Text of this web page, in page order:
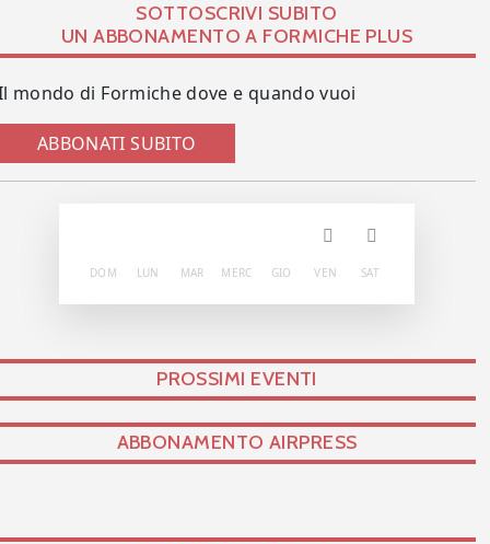
SOTTOSCRIVI SUBITO
UN ABBONAMENTO A FORMICHE PLUS
mondo di Formiche dove e quando vuoi
ABBONATI SUBITO
DOM LUN MAR MERC GIO VEN SAT
PROSSIMI EVENTI
ABBONAMENTO AIRPRESS